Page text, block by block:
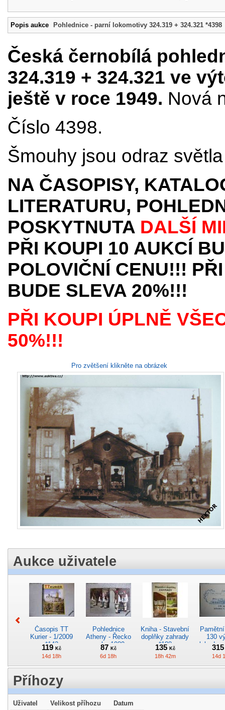
Popis aukce Pohlednice - parní lokomotivy 324.319 + 324.321 *4398
Česká černobílá
324.319 + 324.321 ve
ještě v roce 1949. Nová
Číslo 4398.
Šmouhy jsou odraz
NA ČASOPISY,
LITERATURU,
POSKYTNUTA DALŠÍ
PŘI KOUPI 10 AUKCÍ
POLOVIČNÍ CENU!!!
BUDE SLEVA 20%!!!
PŘI KOUPI ÚPLNĚ
50%!!!
Pro zvětšení klikněte na obrázek
Aukce uživatele
Časopis TT
Kurier - 1/2009
*142
119Kč
14d 18h
Pohlednice
Atheny - Řecko
z roku 1989.
Nová nepoužitá
*5019
87 Kč
6d 18h
Kniha - Stavební
doplňky zahrady
*188
135 Kč
18h 42m
130
14d
Příhozy
Uživatel Velikost příhozu Datum